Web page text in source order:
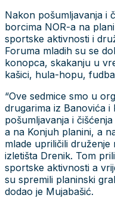
Nakon pošumljavanja i
borcima NOR-a na
sportske aktivnosti i
Foruma mladih su se
konopca, skakanju u
kašici, hula-hopu,
“Ove sedmice smo u
drugarima iz Banovića i
pošumljavanja i
a na Konjuh planini, a
mlade upriličili
izletišta Drenik. Tom
sportske aktivnosti a
su spremili planinski
dodao je Mujabašić.